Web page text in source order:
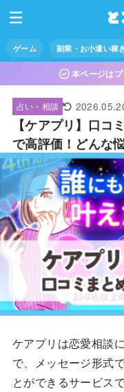
ゲーム 副業・お小遣い稼
本ページはプ
占い・相談
【ケアプリ】口コ
で高評価！どんな
ケアプリは恋愛相談
で、メッセージ形式
とができるサービス